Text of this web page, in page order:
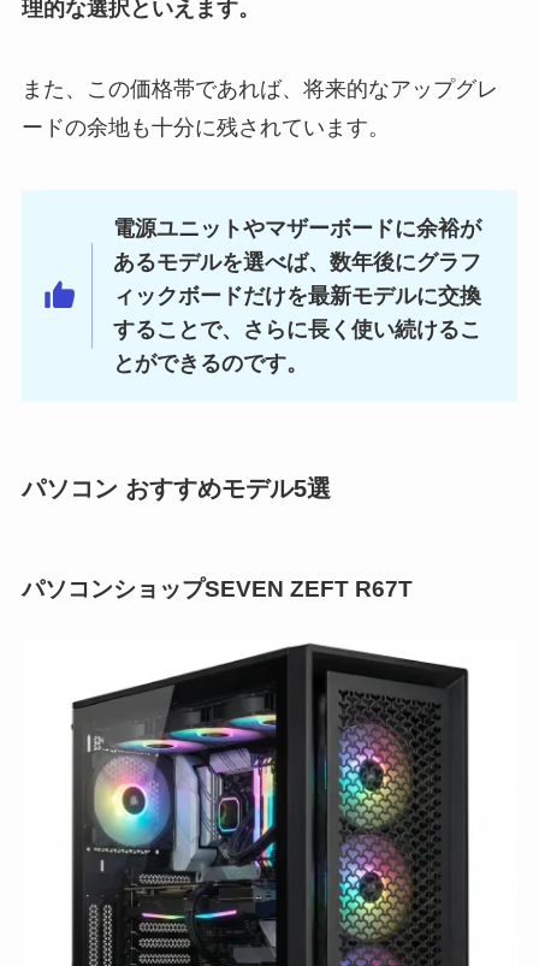
理的な選択といえます。
また、この価格帯であれば、将来的なアップグレ
ードの余地も十分に残されています。
電源ユニットやマザーボードに余裕が
あるモデルを選べば、数年後にグラフ
ィックボードだけを最新モデルに交換
することで、さらに長く使い続けるこ
とができるのです。
パソコン おすすめモデル5選
パソコンショップSEVEN ZEFT R67T